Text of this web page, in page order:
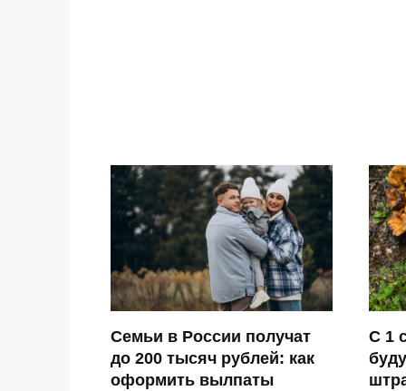
Семьи в России получат
до 200 тысяч рублей: как
оформить вылпаты
С 1